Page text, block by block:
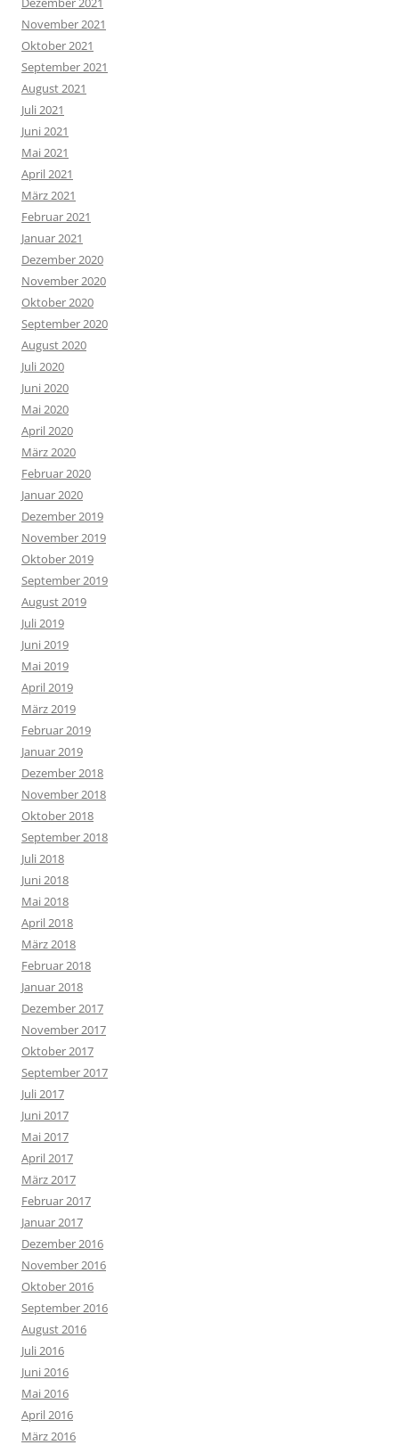
November 2021
Oktober 2021
September 2021
August 2021
Juli 2021
Juni 2021
Mai 2021
April 2021
März 2021
Februar 2021
Januar 2021
Dezember 2020
November 2020
Oktober 2020
September 2020
August 2020
Juli 2020
Juni 2020
Mai 2020
April 2020
März 2020
Februar 2020
Januar 2020
Dezember 2019
November 2019
Oktober 2019
September 2019
August 2019
Juli 2019
Juni 2019
Mai 2019
April 2019
März 2019
Februar 2019
Januar 2019
Dezember 2018
November 2018
Oktober 2018
September 2018
Juli 2018
Juni 2018
Mai 2018
April 2018
März 2018
Februar 2018
Januar 2018
Dezember 2017
November 2017
Oktober 2017
September 2017
Juli 2017
Juni 2017
Mai 2017
April 2017
März 2017
Februar 2017
Januar 2017
Dezember 2016
November 2016
Oktober 2016
September 2016
August 2016
Juli 2016
Juni 2016
Mai 2016
April 2016
März 2016